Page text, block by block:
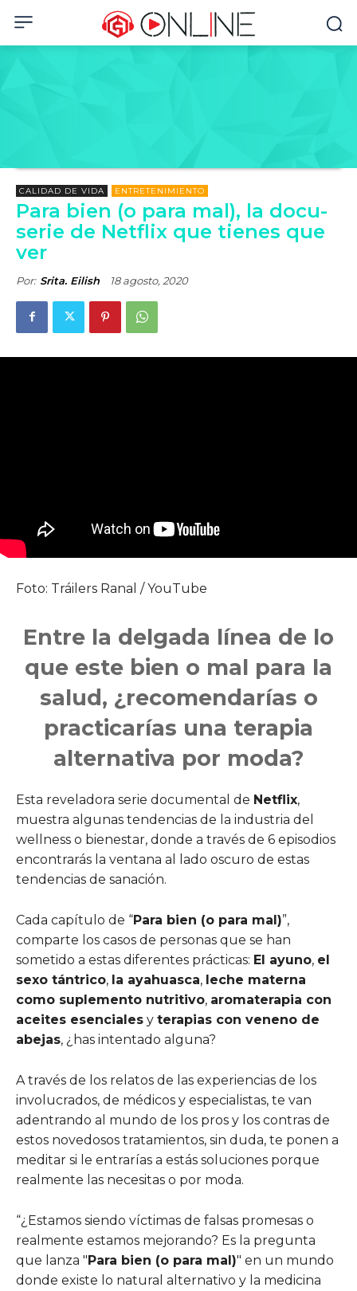
CALIDAD DE VIDA ENTRETENIMIENTO
Para bien (o para mal), la docu-
serie de Netflix que tienes que
ver
Por: Srita. Eilish 18 agosto, 2020
Foto: Tráilers Ranal / YouTube
Entre la delgada línea de lo
que este bien o mal para la
salud, ¿recomendarías o
practicarías una terapia
alternativa por moda?
Esta reveladora serie documental de Netflix,
muestra algunas tendencias de la industria del
wellness o bienestar, donde a través de 6 episodios
encontrarás la ventana al lado oscuro de estas
tendencias de sanación.
Cada capítulo de “Para bien (o para mal)”,
comparte los casos de personas que se han
sometido a estas diferentes prácticas: El ayuno, el
sexo tántrico, la ayahuasca, leche materna
como suplemento nutritivo, aromaterapia con
aceites esenciales y terapias con veneno de
abejas, ¿has intentado alguna?
A través de los relatos de las experiencias de los
involucrados, de médicos y especialistas, te van
adentrando al mundo de los pros y los contras de
estos novedosos tratamientos, sin duda, te ponen a
meditar si le entrarías a estás soluciones porque
realmente las necesitas o por moda.
“¿Estamos siendo víctimas de falsas promesas o
realmente estamos mejorando? Es la pregunta
que lanza "Para bien (o para mal)" en un mundo
donde existe lo natural alternativo y la medicina